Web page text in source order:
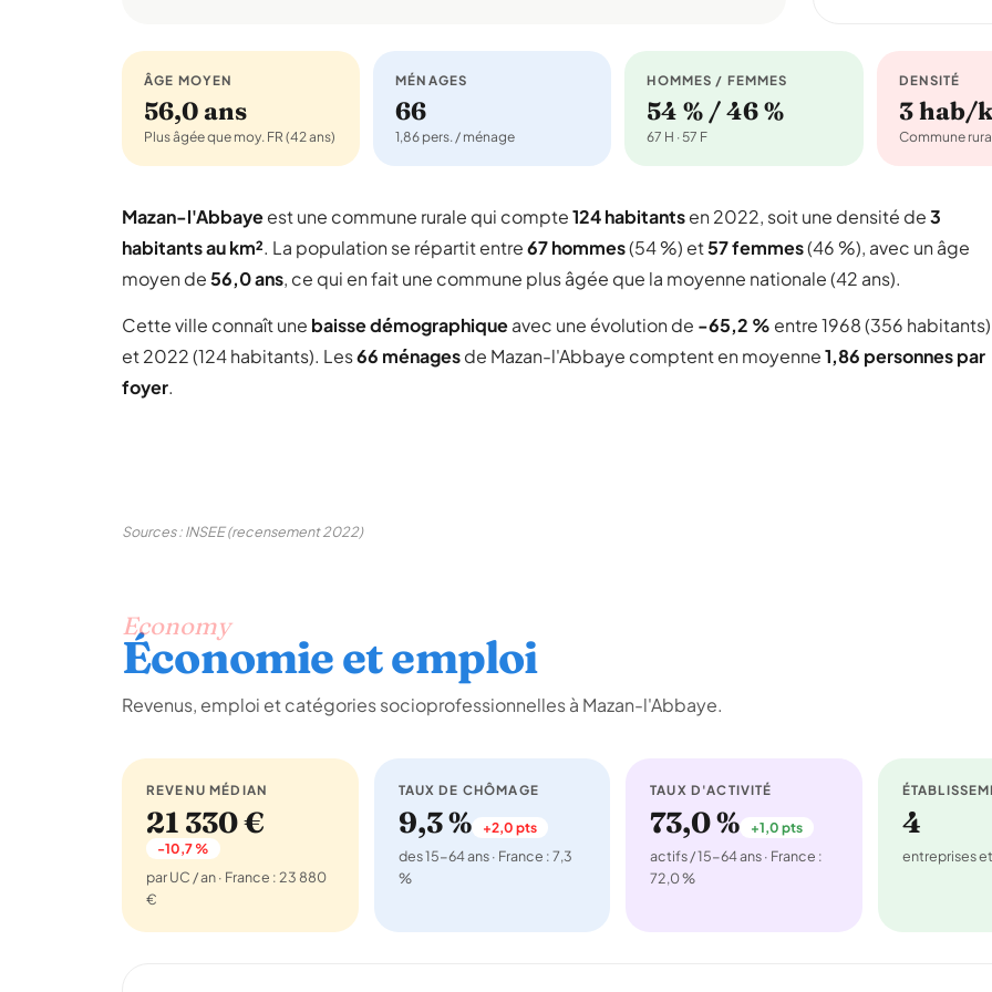
ÂGE MOYEN
56,0 ans
Plus âgée que moy. FR (42 ans)
MÉNAGES
66
1,86 pers. / ménage
HOMMES / FEMMES
54 % / 46 %
67 H · 57 F
DENSITÉ
3 hab/
Commune
Mazan-l'Abbayeest une commune rurale qui compte124 habitantsen 2022, soit une densité de3
habitants au km². La population se répartit entre67 hommes(54 %) et57 femmes(46 %), avec un âge
moyen de56,0 ans, ce qui en fait une commune plus âgée que la moyenne nationale (42 ans).
Cette ville connaît une baisse démographiqueavec une évolution de -65,2 % entre 1968 (356 habitants)
et 2022 (124 habitants). Les66 ménagesde Mazan-l'Abbaye comptent en moyenne1,86 personnes par
foyer.
Sources : INSEE (recensement 2022)
Economy
Économie et emploi
Revenus, emploi et catégories socioprofessionnelles à Mazan-l'Abbaye.
REVENU MÉDIAN
21 330 €
-10,7 %
par UC / an · France : 23 880
€
TAUX DE CHÔMAGE
9,3 % +2,0 pts
des 15-64 ans · France : 7,3
%
TAUX D'ACTIVITÉ
73,0 % +1,0 pts
actifs / 15-64 ans · France :
72,0 %
4
entreprises